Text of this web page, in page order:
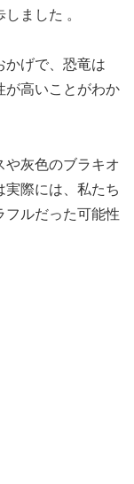
ました 。
かげで、恐竜は
が高いことがわか
や灰色のブラキオ
実際には、私たち
フルだった可能性